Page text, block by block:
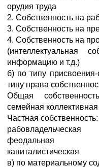
орудия труда
2. Собственность на
3. Собственность на
4. Собственность на
(интеллектуальная
информацию и т.д.)
б) по типу
типу права
Общая
семейная
Частная
рабовладельческая
феодальная
капиталистическая
в) по материальному